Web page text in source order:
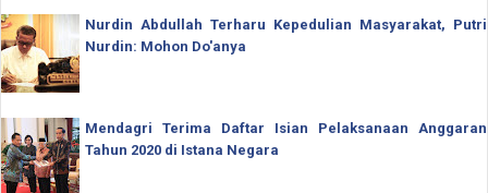
Nurdin Abdullah Terharu Kepedulian Masyarakat, Putri
Nurdin: Mohon Do'anya
Mendagri Terima Daftar Isian Pelaksanaan Anggaran
Tahun 2020 di Istana Negara